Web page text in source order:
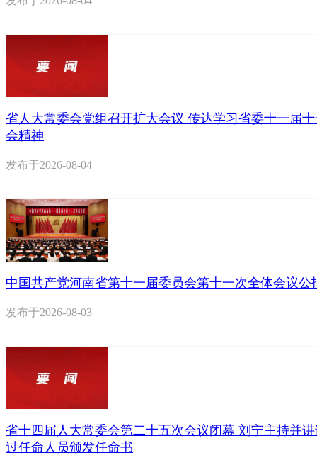
省人大常委会党组召开扩大会议 传达学习省委十一届
会精神
发布于2026-08-04
中国共产党河南省第十一届委员会第十一次全体会议公
发布于2026-08-03
省十四届人大常委会第二十五次会议闭幕 刘宁主持并
过任命人员颁发任命书